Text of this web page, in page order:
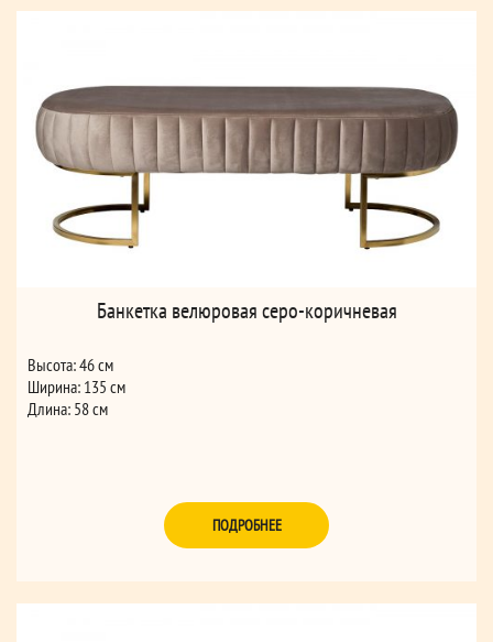
Банкетка велюровая серо-коричневая
Высота: 46 см
Ширина: 135 см
Длина: 58 см
ПОДРОБНЕЕ